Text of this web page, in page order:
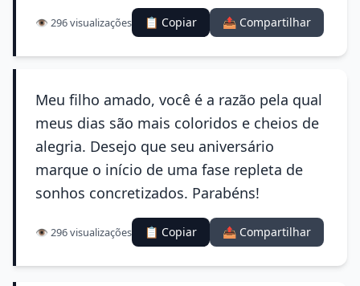
👁️ 296 visualizações 📋 Copiar 📤 Compartilhar
Meu filho amado, você é a razão pela qual
meus dias são mais coloridos e cheios de
alegria. Desejo que seu aniversário
marque o início de uma fase repleta de
sonhos concretizados. Parabéns!
👁️ 296 visualizações 📋 Copiar 📤 Compartilhar